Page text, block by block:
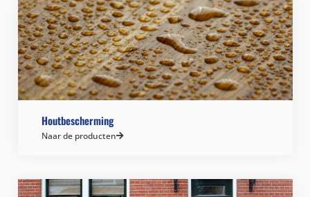
Houtbescherming
Naar de producten